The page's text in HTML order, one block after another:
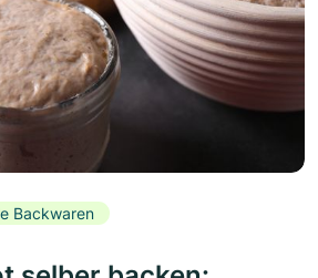
Backwaren